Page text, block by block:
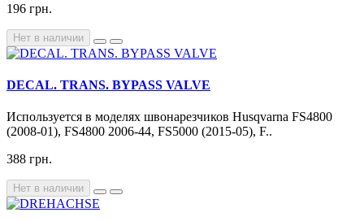
196 грн.
Нет в наличии
DECAL. TRANS. BYPASS VALVE
Используется в моделях швонарезчиков Husqvarna FS4800
(2008-01), FS4800 2006-44, FS5000 (2015-05), F..
388 грн.
Нет в наличии